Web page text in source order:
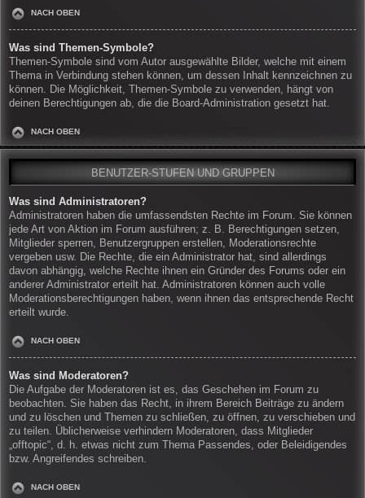
NACH OBEN
Was sind Themen-Symbole?
Themen-Symbole sind vom Autor ausgewählte Bilder, welche mit einem
Thema in Verbindung stehen können, um dessen Inhalt kennzeichnen zu
können. Die Möglichkeit, Themen-Symbole zu verwenden, hängt von
deinen Berechtigungen ab, die die Board-Administration gesetzt hat.
NACH OBEN
BENUTZER-STUFEN UND GRUPPEN
Was sind Administratoren?
Administratoren haben die umfassendsten Rechte im Forum. Sie können
jede Art von Aktion im Forum ausführen; z. B. Berechtigungen setzen,
Mitglieder sperren, Benutzergruppen erstellen, Moderationsrechte
vergeben usw. Die Rechte, die ein Administrator hat, sind allerdings
davon abhängig, welche Rechte ihnen ein Gründer des Forums oder ein
anderer Administrator erteilt hat. Administratoren können auch volle
Moderationsberechtigungen haben, wenn ihnen das entsprechende Recht
erteilt wurde.
NACH OBEN
Was sind Moderatoren?
Die Aufgabe der Moderatoren ist es, das Geschehen im Forum zu
beobachten. Sie haben das Recht, in ihrem Bereich Beiträge zu ändern
und zu löschen und Themen zu schließen, zu öffnen, zu verschieben und
zu teilen. Üblicherweise verhindern Moderatoren, dass Mitglieder
„offtopic“, d. h. etwas nicht zum Thema Passendes, oder Beleidigendes
bzw. Angreifendes schreiben.
NACH OBEN